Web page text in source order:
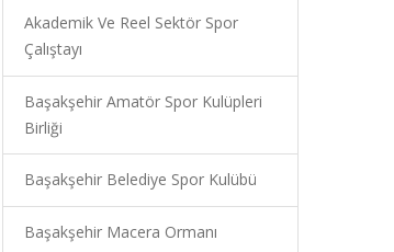
Akademik Ve Reel Sektör Spor
Çalıştayı
Başakşehir Amatör Spor Kulüpleri
Birliği
Başakşehir Belediye Spor Kulübü
Başakşehir Macera Ormanı